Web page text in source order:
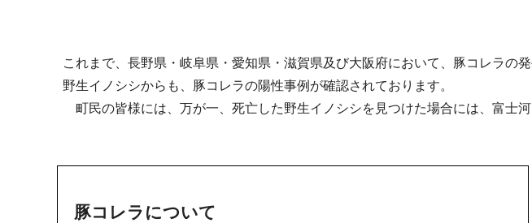
これまで、長野県・岐阜県・愛知県・滋賀県及び大阪府において、豚コレラの
野生イノシシからも、豚コレラの陽性事例が確認されております。
町民の皆様には、万が一、死亡した野生イノシシを見つけた場合には、富士
豚コレラについて